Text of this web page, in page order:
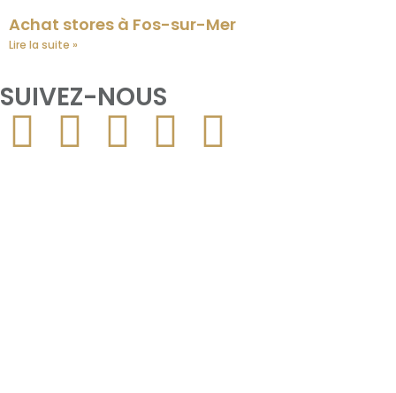
Achat stores à Fos-sur-Mer
Lire la suite »
SUIVEZ-NOUS